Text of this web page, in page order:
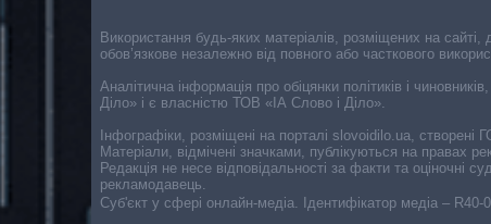
Cуб'єкт у сфері онлайн-медіа. Ідентифікатор медіа – R40-
Використання будь-яких матеріалів, розміщених на
обов’язкове незалежно від повного або часткового
Аналітична інформація про обіцянки політиків і
Діло» і є власністю ТОВ «ІА Слово і Діло».
Інфографіки, розміщені на порталі slovoidilo.ua,
Матеріали, відмічені значками, публікуються на правах
Редакція не несе відповідальності за факти та оціночні
рекламодавець.